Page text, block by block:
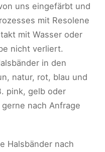
uns eingefärbt und
mit Resolene
mit Wasser oder
nicht verliert.
in den
natur, rot, blau und
pink, gelb oder
nach Anfrage
Halsbänder nach